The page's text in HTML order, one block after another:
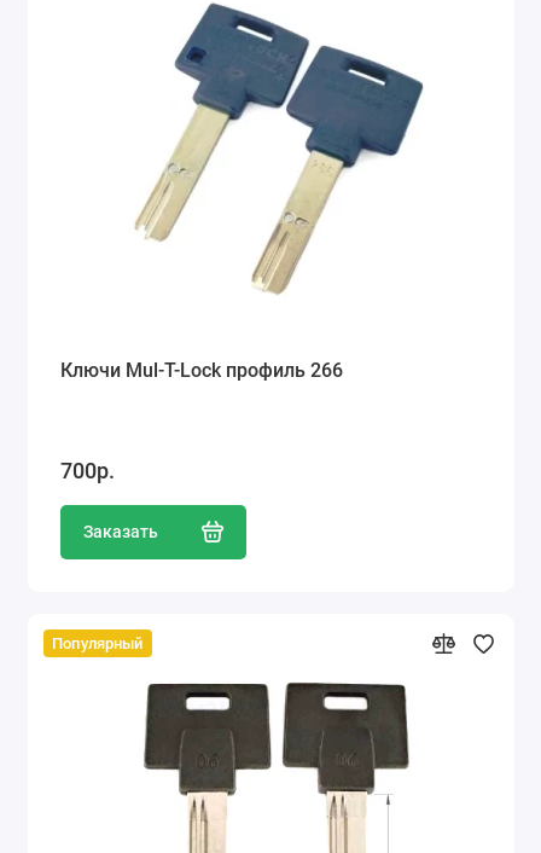
Ключи Mul-T-Lock профиль 266
700р.
Заказать
Популярный